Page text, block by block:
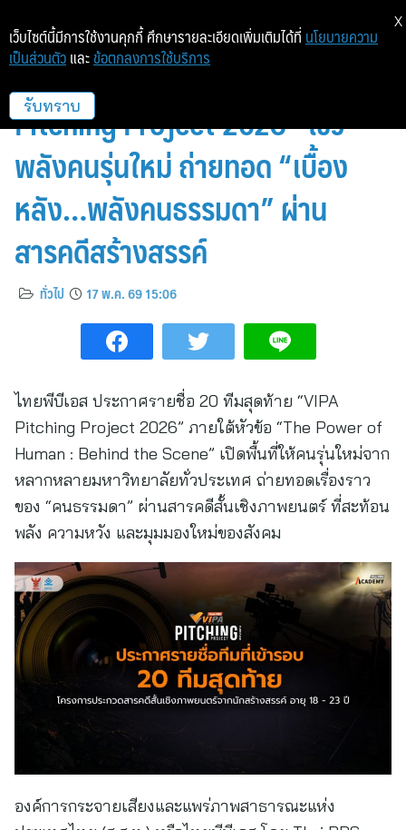
ประกาศผล 20 ทีมสุดท้าย “VIPA
Pitching Project 2026” โชว์
พลังคนรุ่นใหม่ ถ่ายทอด “เบื้อง
หลัง…พลังคนธรรมดา” ผ่าน
สารคดีสร้างสรรค์
ทั่วไป 17 พ.ค. 69 15:06
ไทยพีบีเอส ประกาศรายชื่อ 20 ทีมสุดท้าย “VIPA
Pitching Project 2026” ภายใต้หัวข้อ “The Power of
Human : Behind the Scene” เปิดพื้นที่ให้คนรุ่นใหม่จาก
หลากหลายมหาวิทยาลัยทั่วประเทศ ถ่ายทอดเรื่องราว
ของ “คนธรรมดา” ผ่านสารคดีสั้นเชิงภาพยนตร์ ที่สะท้อน
พลัง ความหวัง และมุมมองใหม่ของสังคม
องค์การกระจายเสียงและแพร่ภาพสาธารณะแห่ง
เว็บไซต์นี้มีการใช้งานคุกกี้ ศึกษารายละเอียดเพิ่มเติมได้ที่ นโยบายความ
เป็นส่วนตัว และ ข้อตกลงการใช้บริการ
รับทราบ
X